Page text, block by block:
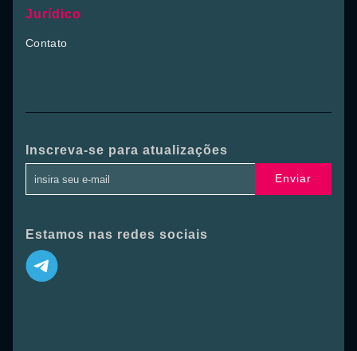
Jurídico
Contato
Inscreva-se para atualizações
Enviar
Estamos nas redes sociais